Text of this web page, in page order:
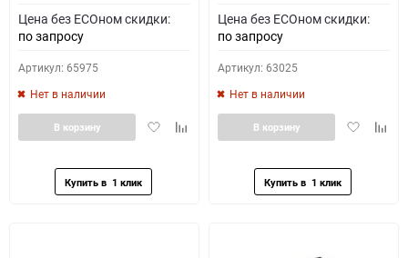
0 - обратная 1 - прямая 3 - обратная 4 - прямая
Цена без ECOном скидки:
по запросу
Артикул: 65975
Нет в наличии
ДобавитьДобавить
В корзину
Цена без ECOном скидки:
по запросу
Артикул: 63025
Нет в наличии
Добавить
В корзину